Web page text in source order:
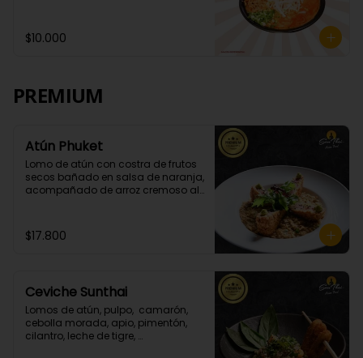
$10.000
PREMIUM
Atún Phuket
Lomo de atún con costra de frutos
secos bañado en salsa de naranja,
acompañado de arroz cremoso al
$17.800
Ceviche Sunthai
Lomos de atún, pulpo,  camarón,
cebolla morada, apio, pimentón,
cilantro, leche de tigre,